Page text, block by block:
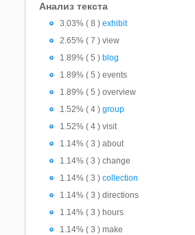
Анализ текста
3.03% ( 8 ) exhibit
2.65% ( 7 ) view
1.89% ( 5 ) blog
1.89% ( 5 ) events
1.89% ( 5 ) overview
1.52% ( 4 ) group
1.52% ( 4 ) visit
1.14% ( 3 ) about
1.14% ( 3 ) change
1.14% ( 3 ) collection
1.14% ( 3 ) directions
1.14% ( 3 ) hours
1.14% ( 3 ) make